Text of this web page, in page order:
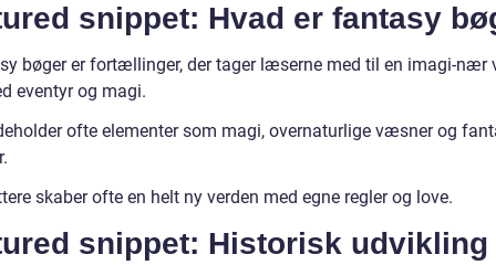
snippet: Hvad er fantasy
bøger er fortællinger, der tager læserne med til en imagi-nær
eventyr og magi.
ofte elementer som magi, overnaturlige væsner og
skaber ofte en helt ny verden med egne regler og love.
snippet: Historisk udvikling